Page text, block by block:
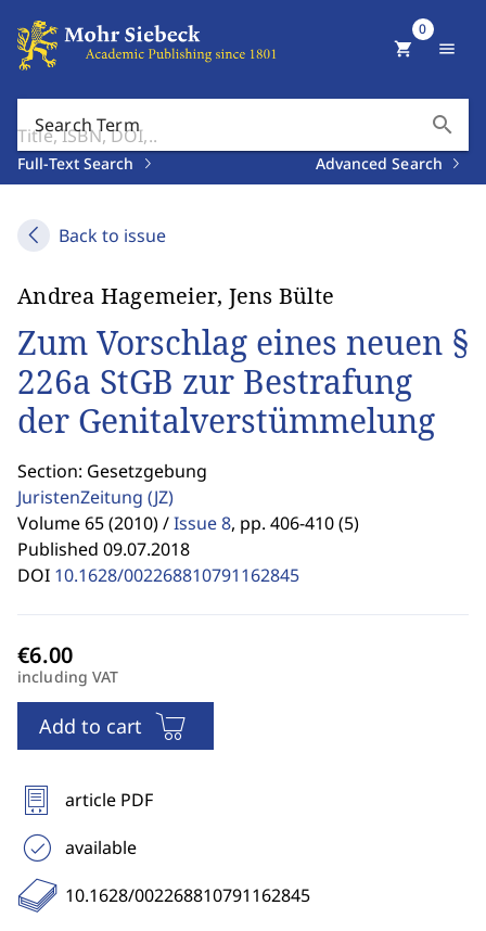
Search Term search
Full-Text Search Advanced Search
shopping_cart
0
menu
Back to issue
Andrea Hagemeier, Jens Bülte
Zum Vorschlag eines neuen §
226a StGB zur Bestrafung
der Genitalverstümmelung
Section: Gesetzgebung
JuristenZeitung (JZ)
Volume 65 (2010) /Issue 8, pp. 406-410 (5)
Published 09.07.2018
DOI 10.1628/002268810791162845
including VAT
Add to cart
article PDF
available
10.1628/002268810791162845